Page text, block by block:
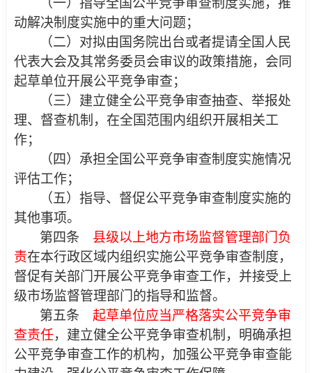
（一）指导全国公平竞争审查制度实施，推
动解决制度实施中的重大问题；
（二）对拟由国务院出台或者提请全国人民
代表大会及其常务委员会审议的政策措施，会同
起草单位开展公平竞争审查；
（三）建立健全公平竞争审查抽查、举报处
理、督查机制，在全国范围内组织开展相关工
作；
（四）承担全国公平竞争审查制度实施情况
评估工作；
（五）指导、督促公平竞争审查制度实施的
其他事项。
第四条 县级以上地方市场监督管理部门负
责在本行政区域内组织实施公平竞争审查制度，
督促有关部门开展公平竞争审查工作，并接受上
级市场监督管理部门的指导和监督。
第五条 起草单位应当严格落实公平竞争审
查责任，建立健全公平竞争审查机制，明确承担
公平竞争审查工作的机构，加强公平竞争审查能